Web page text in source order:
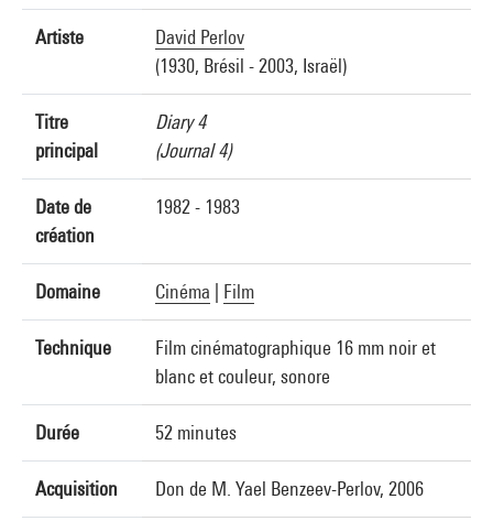
Artiste
David Perlov
(1930, Brésil - 2003, Israël)
Titre
principal
Diary 4
(Journal 4)
Date de
création
1982 - 1983
Domaine Cinéma Film
Technique
Film cinématographique 16 mm noir et
blanc et couleur, sonore
Durée 52 minutes
Acquisition Don de M. Yael Benzeev-Perlov, 2006